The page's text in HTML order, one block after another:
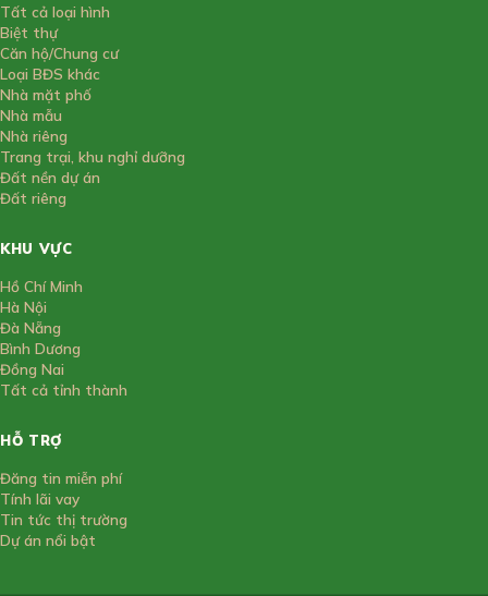
Tất cả loại hình
Biệt thự
Căn hộ/Chung cư
Loại BĐS khác
Nhà mặt phố
Nhà mẫu
Nhà riêng
Trang trại, khu nghỉ dưỡng
Đất nền dự án
Đất riêng
KHU VỰC
Hồ Chí Minh
Hà Nội
Đà Nẵng
Bình Dương
Đồng Nai
Tất cả tỉnh thành
HỖ TRỢ
Đăng tin miễn phí
Tính lãi vay
Tin tức thị trường
Dự án nổi bật